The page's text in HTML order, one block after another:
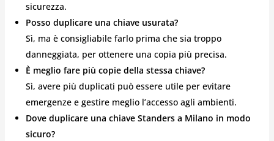
sicurezza.
Posso duplicare una chiave usurata?
Sì, ma è consigliabile farlo prima che sia troppo
danneggiata, per ottenere una copia più precisa.
È meglio fare più copie della stessa chiave?
Sì, avere più duplicati può essere utile per evitare
emergenze e gestire meglio l’accesso agli ambienti.
Dove duplicare una chiave Standers a Milano in modo
sicuro?